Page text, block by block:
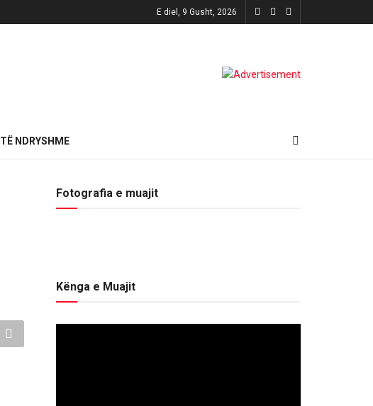
E diel, 9 Gusht, 2026
TË NDRYSHME
Fotografia e muajit
Kënga e Muajit